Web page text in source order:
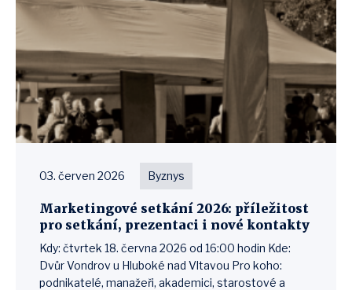
03. červen 2026 Byznys
Marketingové setkání 2026: příležitost
pro setkání, prezentaci i nové kontakty
Kdy: čtvrtek 18. června 2026 od 16:00 hodin Kde:
Dvůr Vondrov u Hluboké nad Vltavou Pro koho:
podnikatelé, manažeři, akademici, starostové a